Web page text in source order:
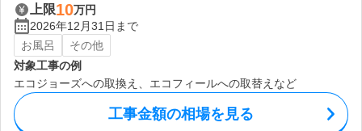
上限10万円
2026年12月31日まで
お風呂
その他
対象工事の例
エコジョーズへの取換え、エコフィールへの取替えなど
工事金額の相場を見る